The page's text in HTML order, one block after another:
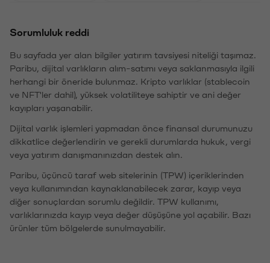
Sorumluluk reddi
Bu sayfada yer alan bilgiler yatırım tavsiyesi niteliği taşımaz.
Paribu, dijital varlıkların alım-satımı veya saklanmasıyla ilgili
herhangi bir öneride bulunmaz. Kripto varlıklar (stablecoin
ve NFT'ler dahil), yüksek volatiliteye sahiptir ve ani değer
kayıpları yaşanabilir.
Dijital varlık işlemleri yapmadan önce finansal durumunuzu
dikkatlice değerlendirin ve gerekli durumlarda hukuk, vergi
veya yatırım danışmanınızdan destek alın.
Paribu, üçüncü taraf web sitelerinin (TPW) içeriklerinden
veya kullanımından kaynaklanabilecek zarar, kayıp veya
diğer sonuçlardan sorumlu değildir. TPW kullanımı,
varlıklarınızda kayıp veya değer düşüşüne yol açabilir. Bazı
ürünler tüm bölgelerde sunulmayabilir.